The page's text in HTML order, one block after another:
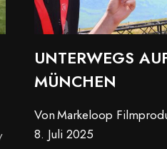
UNTERWEGS
MÜNCHEN
VonMarkeloop
8. Juli 2025